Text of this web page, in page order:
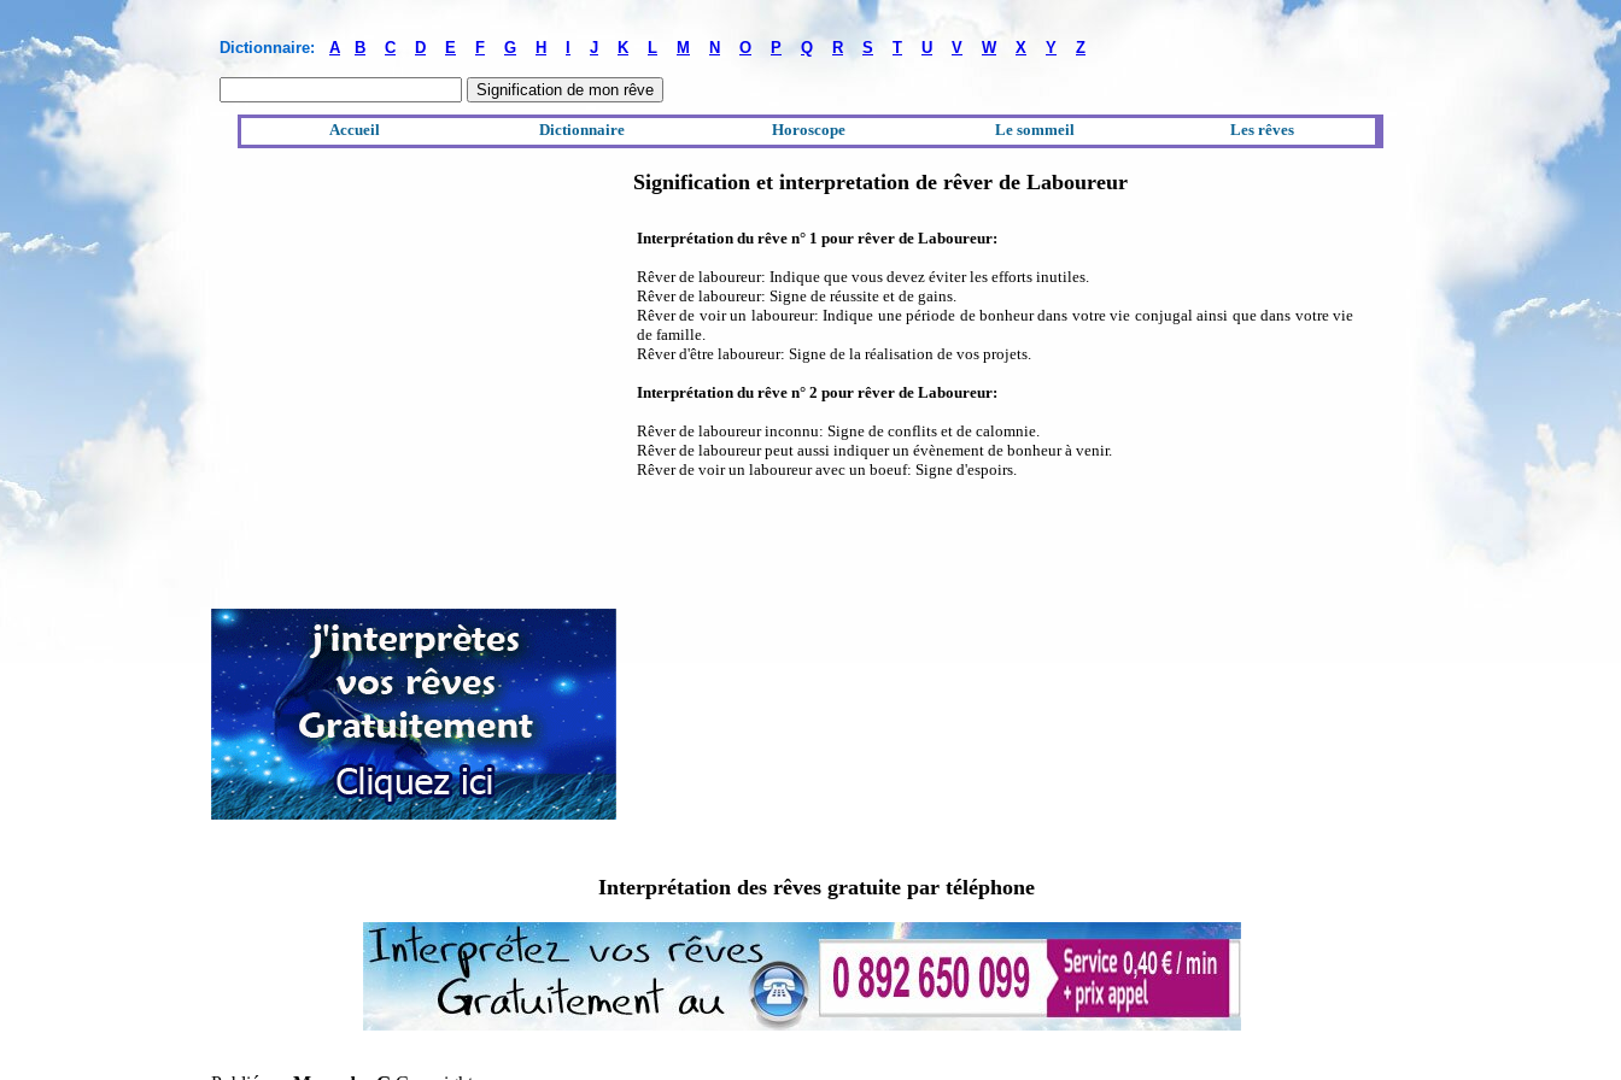
Dictionnaire: A B C D E F G H J K L M N O P Q R S T U V W X Y Z
Accueil Dictionnaire Horoscope Le sommeil Les rêves
Signification et interpretation de rêver de Laboureur
Interprétation du rêve n° 1 pour rêver de Laboureur:
Rêver de laboureur: Indique que vous devez éviter les efforts inutiles.
Rêver de laboureur: Signe de réussite et de gains.
Rêver de voir un laboureur: Indique une période de bonheur dans votre vie conjugal ainsi que dans votre vie
de famille.
Rêver d'être laboureur: Signe de la réalisation de vos projets.
Interprétation du rêve n° 2 pour rêver de Laboureur:
Rêver de laboureur inconnu: Signe de conflits et de calomnie.
Rêver de laboureur peut aussi indiquer un évènement de bonheur à venir.
Rêver de voir un laboureur avec un boeuf: Signe d'espoirs.
Interprétation des rêves gratuite par téléphone